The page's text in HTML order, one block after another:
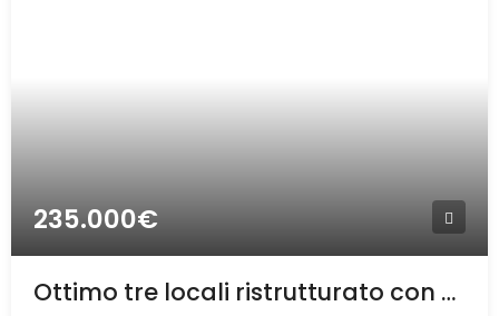
235.000€
Ottimo tre locali ristrutturato con cantina e box a Rho